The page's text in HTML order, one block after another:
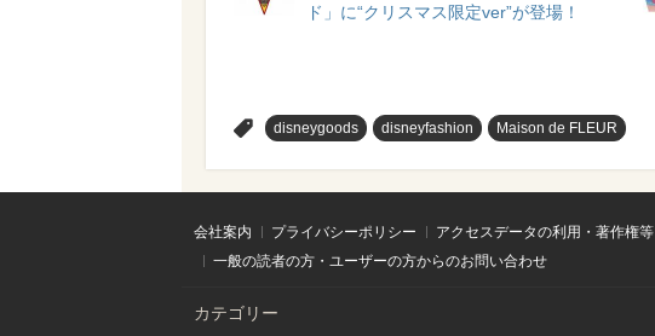
ド」に“クリスマス限定ver”が登場！
disneygoods disneyfashion Maison de FLEUR
会社案内 プライバシーポリシー アクセスデータの利用・著作権等
一般の読者の方・ユーザーの方からのお問い合わせ
カテゴリー